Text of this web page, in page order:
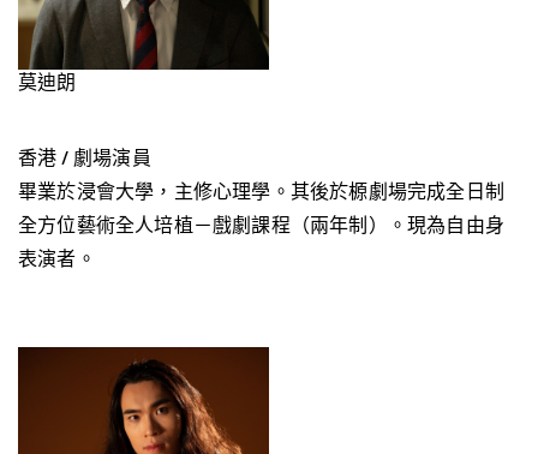
莫迪朗
香港 / 劇場演員
畢業於浸會大學，主修心理學。其後於榞劇場完成全日制
全方位藝術全人培植－戲劇課程（兩年制）。現為自由身
表演者。